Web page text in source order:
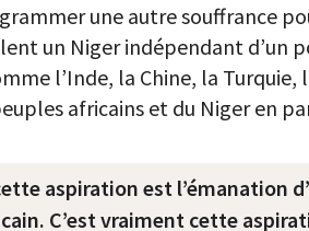
une autre souffrance
un Niger indépendant d’un
l’Inde, la Chine, la
africains et du Niger en
aspiration est l’émanation
C’est vraiment cette